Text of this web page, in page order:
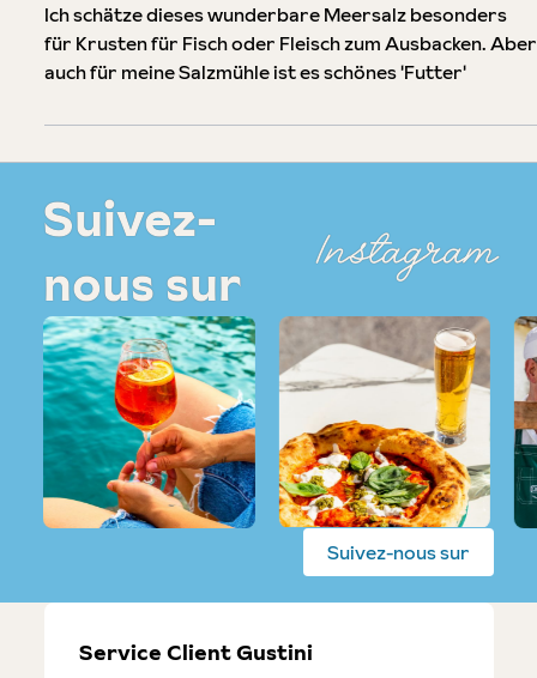
Ich schätze dieses wunderbare Meersalz besonders
für Krusten für Fisch oder Fleisch zum Ausbacken. Aber
auch für meine Salzmühle ist es schönes 'Futter'
Suivez-
nous sur
Instagram
Suivez-nous sur
Service Client Gustini